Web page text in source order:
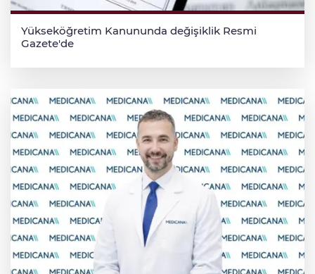
Yükseköğretim Kanununda değişiklik Resmi
Gazete'de